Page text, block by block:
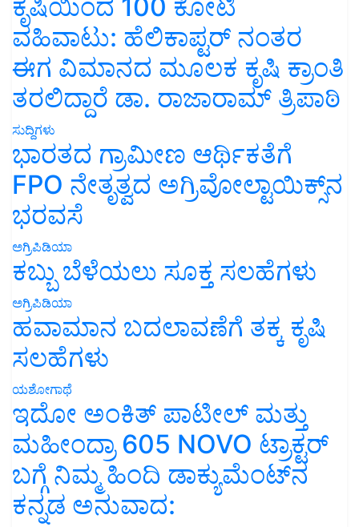
ಕೃಷಿಯಿಂದ 100 ಕೋಟಿ
ವಹಿವಾಟು: ಹೆಲಿಕಾಪ್ಟರ್ ನಂತರ
ಈಗ ವಿಮಾನದ ಮೂಲಕ ಕೃಷಿ ಕ್ರಾಂತಿ
ತರಲಿದ್ದಾರೆ ಡಾ. ರಾಜಾರಾಮ್ ತ್ರಿಪಾಠಿ
ಸುದ್ದಿಗಳು
ಭಾರತದ ಗ್ರಾಮೀಣ ಆರ್ಥಿಕತೆಗೆ
FPO ನೇತೃತ್ವದ ಅಗ್ರಿವೋಲ್ಟಾಯಿಕ್ಸ್‌ನ
ಭರವಸೆ
ಅಗ್ರಿಪಿಡಿಯಾ
ಕಬ್ಬು ಬೆಳೆಯಲು ಸೂಕ್ತ ಸಲಹೆಗಳು
ಅಗ್ರಿಪಿಡಿಯಾ
ಹವಾಮಾನ ಬದಲಾವಣೆಗೆ ತಕ್ಕ ಕೃಷಿ
ಸಲಹೆಗಳು
ಯಶೋಗಾಥೆ
ಇದೋ ಅಂಕಿತ್ ಪಾಟೀಲ್ ಮತ್ತು
ಮಹೀಂದ್ರಾ 605 NOVO ಟ್ರಾಕ್ಟರ್
ಬಗ್ಗೆ ನಿಮ್ಮ ಹಿಂದಿ ಡಾಕ್ಯುಮೆಂಟ್‌ನ
ಕನ್ನಡ ಅನುವಾದ: